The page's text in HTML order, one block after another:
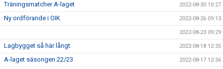
Träningsmatcher A-laget 2022-08-30 10:27
Ny ordförande i OIK 2022-08-26 09:13
2022-08-23 09:29
Lagbygget så här långt 2022-08-18 12:35
A-laget säsongen 22/23 2022-08-17 12:56